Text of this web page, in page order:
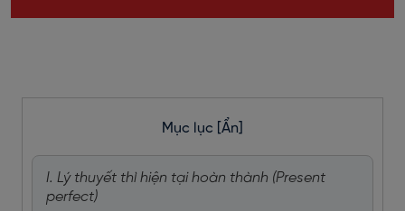
Mục lục [Ẩn]
I. Lý thuyết thì hiện tại hoàn thành (Present
perfect)